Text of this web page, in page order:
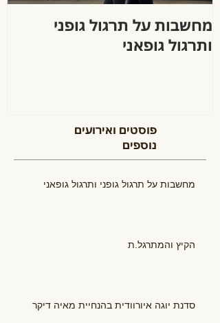
מחשבות על תרגול גופני
ותרגול גופאני
פוסטים ואירועים
נוספים
מחשבות על תרגול גופני ותרגול גופאני
הקיץ והמתרגל.ת
סדנת יוגה איורוודית בהנחיית מאיה דיקר